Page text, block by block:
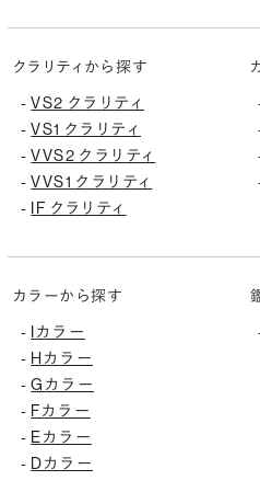
クラリティから探す
-VS2 クラリティ
-VS1 クラリティ
-VVS2 クラリティ
-VVS1 クラリティ
- IF クラリティ
カラーから探す
- Iカラー
- Hカラー
-Gカラー
- Fカラー
- Eカラー
- Dカラー